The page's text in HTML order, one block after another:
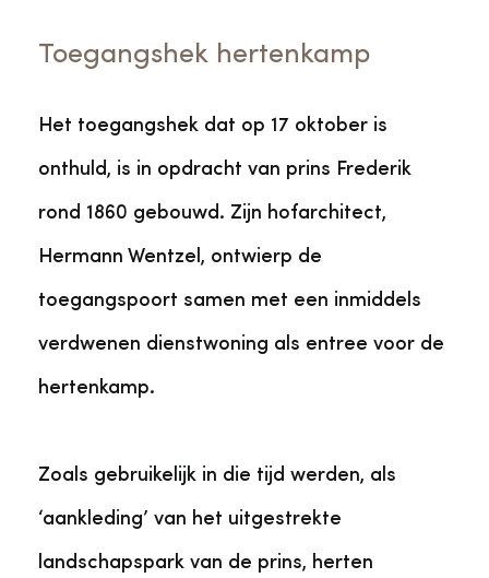
Toegangshek hertenkamp
Het toegangshek dat op 17 oktober is
onthuld, is in opdracht van prins Frederik
rond 1860 gebouwd. Zijn hofarchitect,
Hermann Wentzel, ontwierp de
toegangspoort samen met een inmiddels
verdwenen dienstwoning als entree voor de
hertenkamp.
Zoals gebruikelijk in die tijd werden, als
‘aankleding’ van het uitgestrekte
landschapspark van de prins, herten